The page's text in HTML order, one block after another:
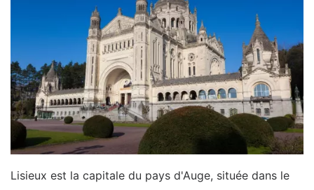
Lisieux est la capitale du pays d'Auge, située dans le